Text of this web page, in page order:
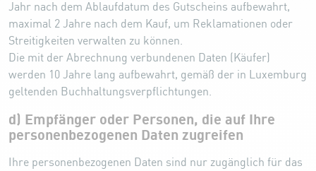
Jahr nach dem Ablaufdatum des Gutscheins aufbewahrt,
maximal 2 Jahre nach dem Kauf, um Reklamationen oder
Streitigkeiten verwalten zu können.
Die mit der Abrechnung verbundenen Daten (Käufer)
werden 10 Jahre lang aufbewahrt, gemäß der in Luxemburg
geltenden Buchhaltungsverpflichtungen.
d) Empfänger oder Personen, die auf Ihre
personenbezogenen Daten zugreifen
Ihre personenbezogenen Daten sind nur zugänglich für das